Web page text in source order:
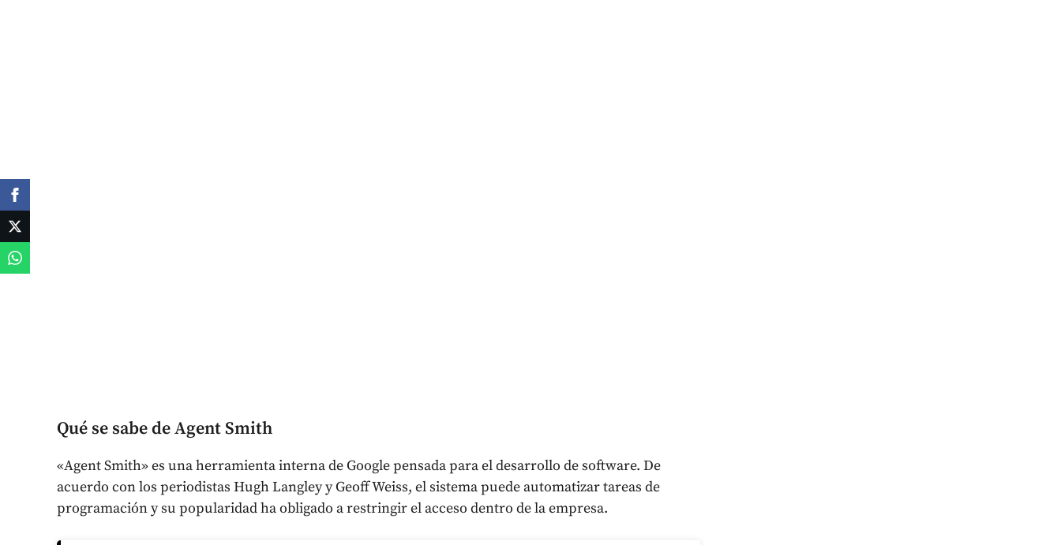
Qué se sabe de Agent Smith
«Agent Smith» es una herramienta interna de Google pensada para el desarrollo de software. De
acuerdo con los periodistas Hugh Langley y Geoff Weiss, el sistema puede automatizar tareas de
programación y su popularidad ha obligado a restringir el acceso dentro de la empresa.